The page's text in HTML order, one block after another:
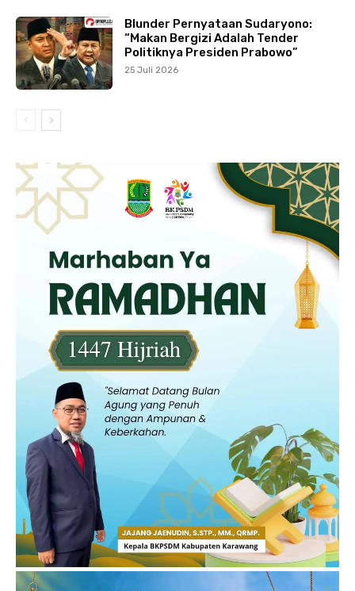
Blunder Pernyataan Sudaryono:
“Makan Bergizi Adalah Tender
Politiknya Presiden Prabowo”
25 Juli 2026